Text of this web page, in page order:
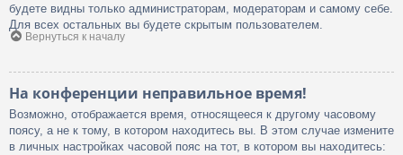
будете видны только администраторам, модераторам и самому себе.
Для всех остальных вы будете скрытым пользователем.
Вернуться к началу
На конференции неправильное время!
Возможно, отображается время, относящееся к другому часовому
поясу, а не к тому, в котором находитесь вы. В этом случае измените
в личных настройках часовой пояс на тот, в котором вы находитесь: